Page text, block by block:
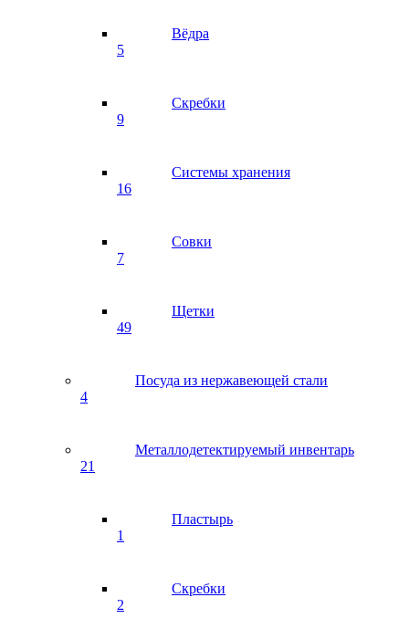
Вёдра
5
Скребки
9
Системы хранения
16
Совки
7
Щетки
49
Посуда из нержавеющей стали
4
Металлодетектируемый инвентарь
21
Пластырь
1
Скребки
2